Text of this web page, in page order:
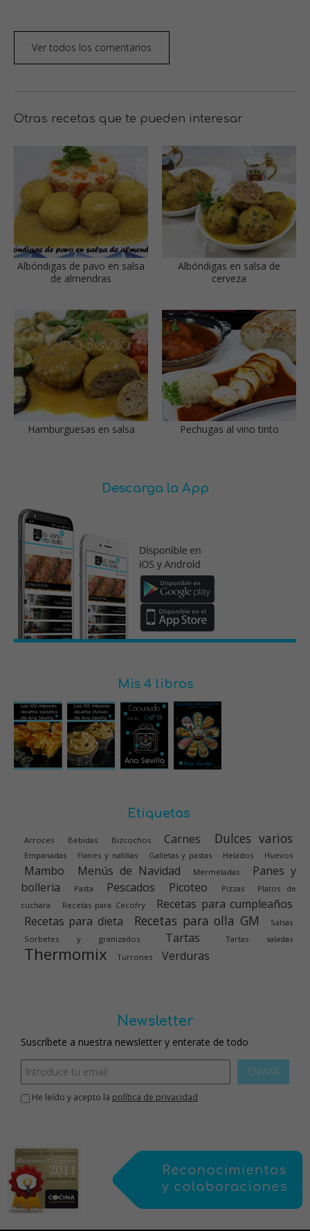
Ver todos los comentarios
Otras recetas que te pueden interesar
Albóndigas de pavo en salsa
de almendras
Albóndigas en salsa de
cerveza
Hamburguesas en salsa Pechugas al vino tinto
Descarga la App
Mis 4 libros
Etiquetas
Arroces Bebidas Bizcochos Carnes Dulces varios
Empanadas Flanes y natillas Galletas y pastas Helados Huevos
Mambo Menús de Navidad Mermeladas
Panes y
bolleria
Pasta Pescados Picoteo Pizzas
Platos de
cuchara
Recetas para Cecofry
Recetas para cumpleaños
Recetas para dieta
Recetas para olla GM
Salsas
Sorbetes y granizados
Tartas Tartas saladas
Thermomix Turrones Verduras
Newsletter
Suscríbete a nuestra newsletter y enterate de todo
ENVIAR
He leído y acepto la política de privacidad